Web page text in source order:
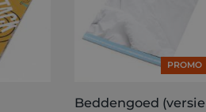
PROMO
Beddengoed (versie